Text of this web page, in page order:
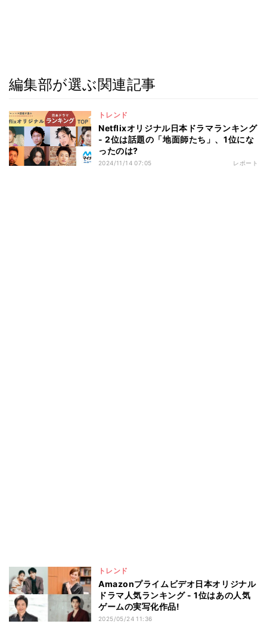
編集部が選ぶ関連記事
トレンド
Netflixオリジナル日本ドラマランキング
- 2位は話題の「地面師たち」、1位にな
ったのは?
2024/11/14 07:05 レポート
トレンド
Amazonプライムビデオ日本オリジナル
ドラマ人気ランキング - 1位はあの人気
ゲームの実写化作品!
2025/05/24 11:36